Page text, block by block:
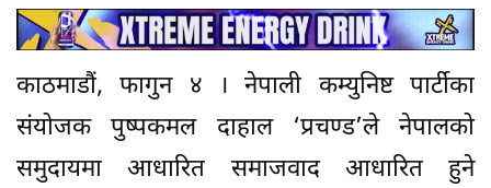
काठमाडौं, फागुन ४ । नेपाली कम्युनिष्ट पार्टीका
संयोजक पुष्पकमल दाहाल ‘प्रचण्ड’ले नेपालको
समुदायमा आधारित समाजवाद आधारित हुने